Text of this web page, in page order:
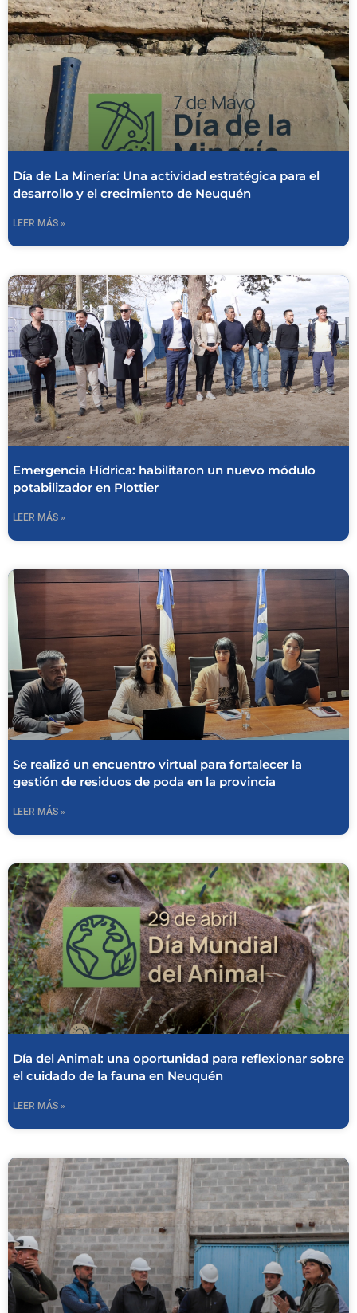
Día de La Minería: Una actividad estratégica para el
desarrollo y el crecimiento de Neuquén
LEER MÁS »
Emergencia Hídrica: habilitaron un nuevo módulo
potabilizador en Plottier
LEER MÁS »
Se realizó un encuentro virtual para fortalecer la
gestión de residuos de poda en la provincia
LEER MÁS »
Día del Animal: una oportunidad para reflexionar sobre
el cuidado de la fauna en Neuquén
LEER MÁS »